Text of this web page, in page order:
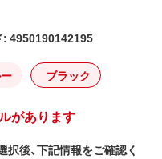
4950190142195
ブラック
があります
後、下記情報をご確認く